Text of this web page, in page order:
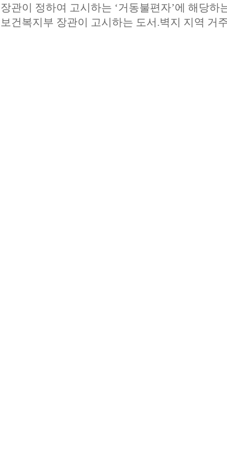
장관이 정하여 고시하는 ‘거동불편자’에 해당하
보건복지부 장관이 고시하는 도서.벽지 지역 거